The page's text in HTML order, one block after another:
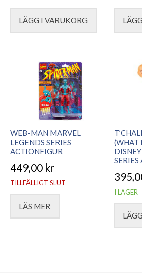
LÄGG I VARUKORG
WEB-MAN MARVEL
LEGENDS SERIES
ACTIONFIGUR
449,00 kr
TILLFÄLLIGT SLUT
LÄS MER
(WHAT
I LAGER